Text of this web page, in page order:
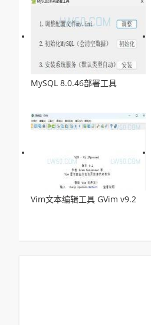
MySQL 8.0.46部署工具
Vim文本编辑工具 GVim v9.2